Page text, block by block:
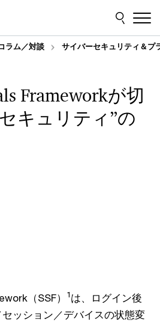
ラム／対談 サイバーセキュリティ＆プ
Frameworkが切
キュリティ”の
（SSF） 1は、ログイン後
ッション／デバイスの状態変